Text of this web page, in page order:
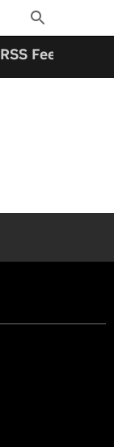
Toggle
Search
RSS Feeds